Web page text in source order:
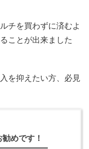
チを買わずに済むよ
ことが出来ました
を抑えたい方、必見
めです！